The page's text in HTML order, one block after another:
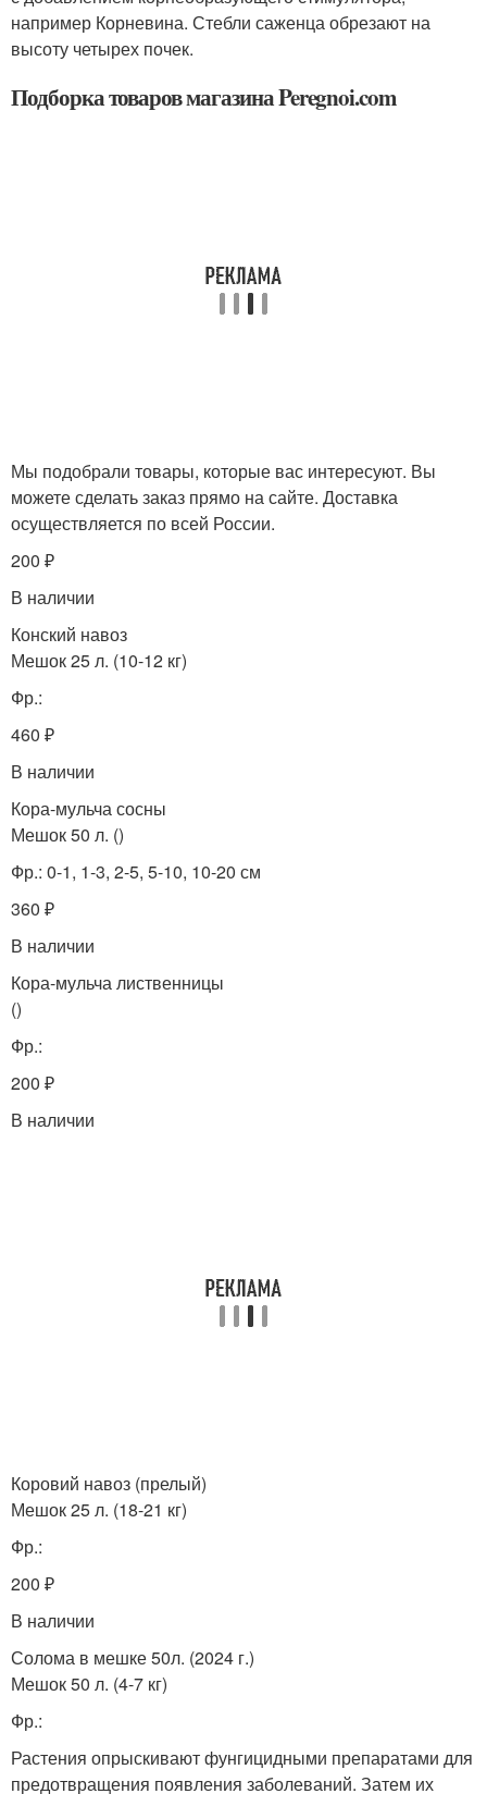
например Корневина. Стебли саженца обрезают на
высоту четырех почек.
Подборка товаров магазина Peregnoi.com
Мы подобрали товары, которые вас интересуют. Вы
можете сделать заказ прямо на сайте. Доставка
осуществляется по всей России.
200 ₽
В наличии
Конский навоз
Мешок 25 л. (10-12 кг)
Фр.:
460 ₽
В наличии
Кора-мульча сосны
Мешок 50 л. ()
Фр.: 0-1, 1-3, 2-5, 5-10, 10-20 см
360 ₽
В наличии
Кора-мульча лиственницы
()
Фр.:
200 ₽
В наличии
Коровий навоз (прелый)
Мешок 25 л. (18-21 кг)
Фр.:
200 ₽
В наличии
Солома в мешке 50л. (2024 г.)
Мешок 50 л. (4-7 кг)
Фр.:
Растения опрыскивают фунгицидными препаратами для
предотвращения появления заболеваний. Затем их